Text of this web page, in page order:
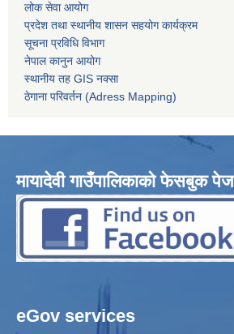
लोक सेवा आयोग
प्रदेश तथा स्थानीय शासन सहयोग कार्यक्रम
सूचना प्रविधि विभाग
नेपाल कानुन आयोग
स्थानीय तह GIS नक्सा
ठेगाना परिवर्तन (Adress Mapping)
मायादेवी गाउँपालिकाको फेसबुक पेज
eGov services